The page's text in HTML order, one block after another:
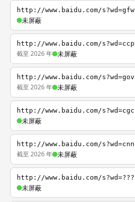
http://www.baidu.com/s?wd=gfw
未屏蔽
http://www.baidu.com/s?wd=ccp
截至 2026 年 未屏蔽
http://www.baidu.com/s?wd=gov
截至 2026 年 未屏蔽
http://www.baidu.com/s?wd=cgc
未屏蔽
http://www.baidu.com/s?wd=cnn
截至 2026 年 未屏蔽
http://www.baidu.com/s?wd=???
未屏蔽